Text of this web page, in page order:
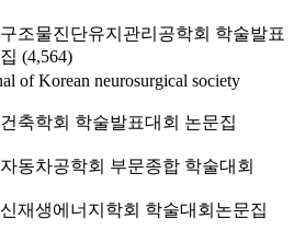
조물진단유지관리공학회 학술발표
(4,564)
of Korean neurosurgical society
축학회 학술발표대회 논문집
동차공학회 부문종합 학술대회
재생에너지학회 학술대회논문집